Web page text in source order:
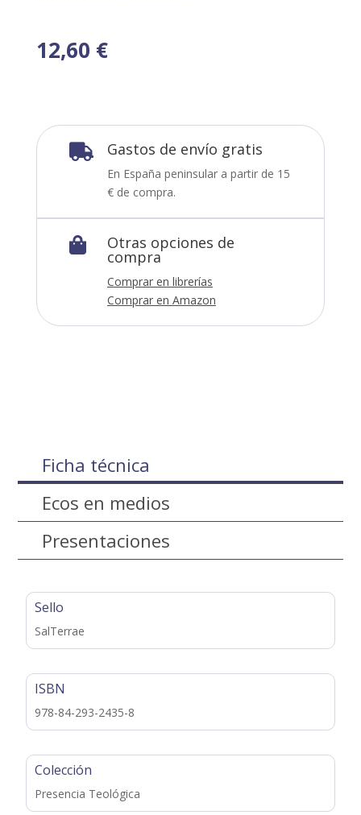
12,60 €
 Gastos de envío gratis
En España peninsular a partir de 15
€ de compra.
 Otras opciones de
compra
Comprar en librerías
Comprar en Amazon
Ficha técnica
Ecos en medios
Presentaciones
Sello
SalTerrae
ISBN
978-84-293-2435-8
Colección
Presencia Teológica